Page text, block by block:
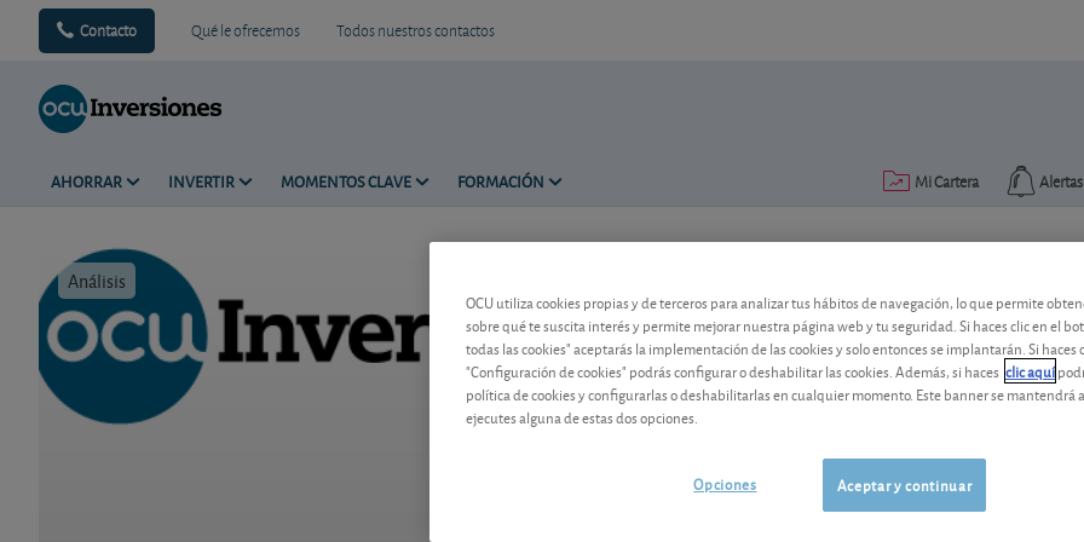
Contacto Qué le ofrecemos Todos nuestros contactos
AHORRAR INVERTIR MOMENTOS CLAVE FORMACIÓN Alertas
Mi Cartera
Análisis
Prisa: propuetas desde el
La compañía de medios de
su delicada situación financiera. ¿Lo
OCU utiliza cookies propias y de terceros para analizar tus hábitos de navegación, lo que permite
sobre qué te suscita interés y permite mejorar nuestra página web y tu seguridad. Si haces clic en el
todas las cookies" aceptarás la implementación de las cookies y solo entonces se implantarán. Si haces
"Configuración de cookies" podrás configurar o deshabilitar las cookies. Además, si haces clic aquí
política de cookies y configurarlas o deshabilitarlas en cualquier momento. Este banner se mantendrá
ejecutes alguna de estas dos opciones.
Aceptar y continuar
Opciones